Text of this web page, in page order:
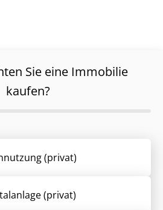
Sie eine Immobilie
kaufen?
(privat)
(privat)